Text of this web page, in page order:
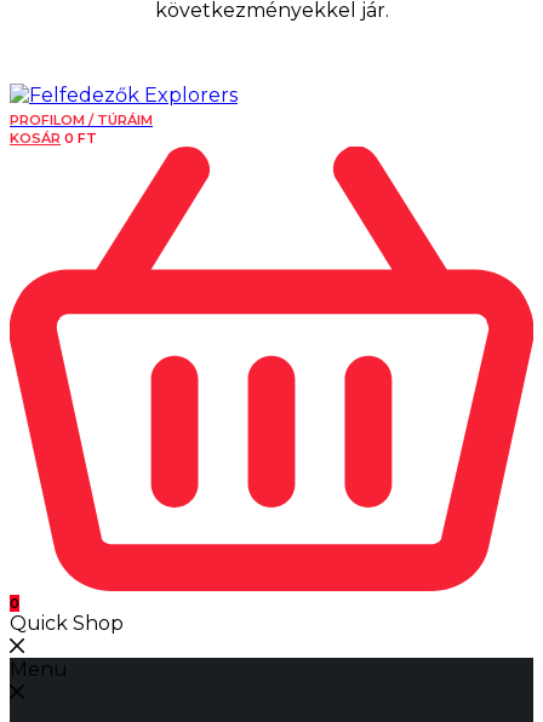
következményekkel jár.
PROFILOM / TÚRÁIM
KOSÁR 0 FT
0
Quick Shop
Menu